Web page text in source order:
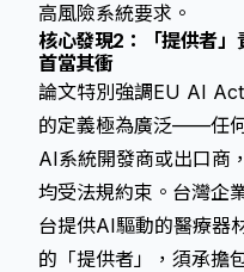
高風險系統要求。
核心發現2：「提供者
首當其衝
論文特別強調EU AI
的定義極為廣泛——任
AI系統開發商或出口商
均受法規約束。台灣企
台提供AI驅動的醫療器
的「提供者」，須承擔